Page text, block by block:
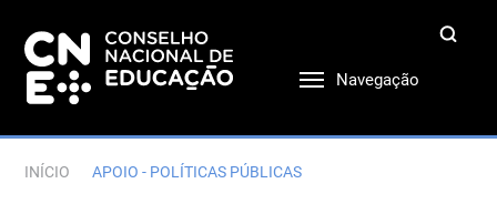
Navegação
INÍCIO APOIO - POLÍTICAS PÚBLICAS